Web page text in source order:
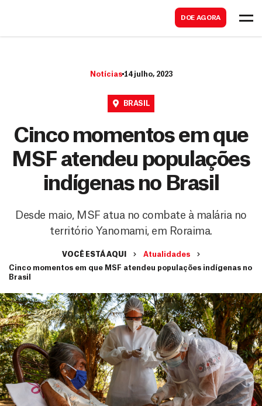
DOE AGORA
r
Notícias 14 julho, 2023
BRASIL
Cinco momentos em que
MSF atendeu populações
indígenas no Brasil
Desde maio, MSF atua no combate à malária no
território Yanomami, em Roraima.
VOCÊ ESTÁ AQUI
Atualidades
Cinco momentos em que MSF atendeu populações indígenas no
Brasil
a
r